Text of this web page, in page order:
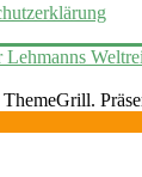
Lehmanns